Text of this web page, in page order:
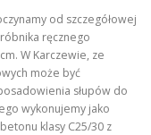
od szczegółowej
ręcznego
W Karczewie, ze
może być
słupów do
wykonujemy jako
klasy C25/30 z